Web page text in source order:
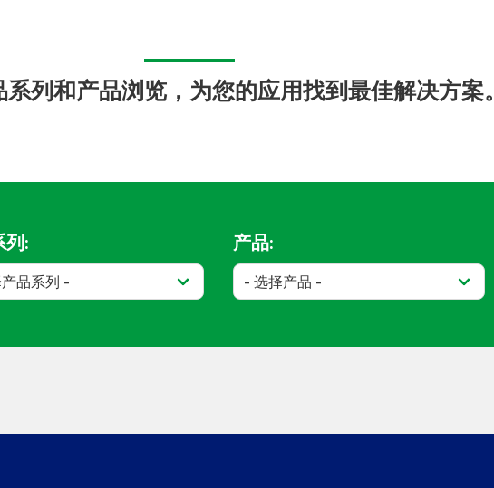
列和产品浏览，为您的应用找到最佳解决方案。
列: 产品: